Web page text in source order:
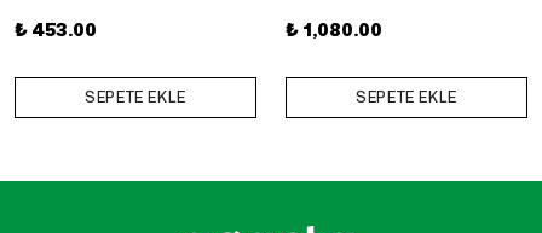
₺ 453.00
SEPETE EKLE
₺ 1,080.00
SEPETE EKLE